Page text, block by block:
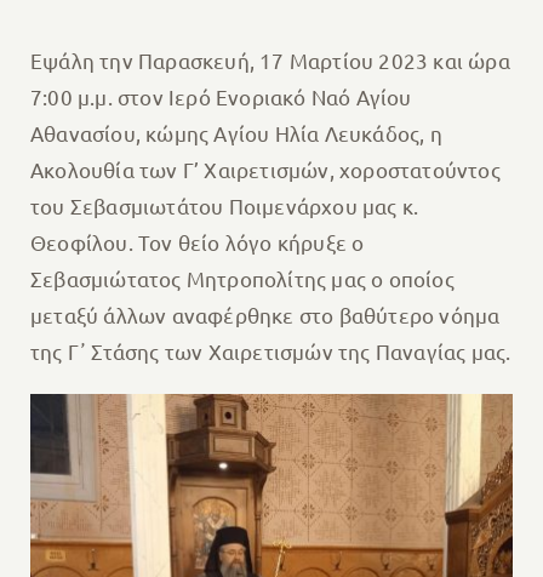
Εψάλη την Παρασκευή, 17 Μαρτίου 2023 και ώρα
7:00 μ.μ. στον Ιερό Ενοριακό Ναό Αγίου
Αθανασίου, κώμης Αγίου Ηλία Λευκάδος, η
Ακολουθία των Γ’ Χαιρετισμών, χοροστατούντος
του Σεβασμιωτάτου Ποιμενάρχου μας κ.
Θεοφίλου. Τον θείο λόγο κήρυξε ο
Σεβασμιώτατος Μητροπολίτης μας ο οποίος
μεταξύ άλλων αναφέρθηκε στο βαθύτερο νόημα
της Γ᾽ Στάσης των Χαιρετισμών της Παναγίας μας.